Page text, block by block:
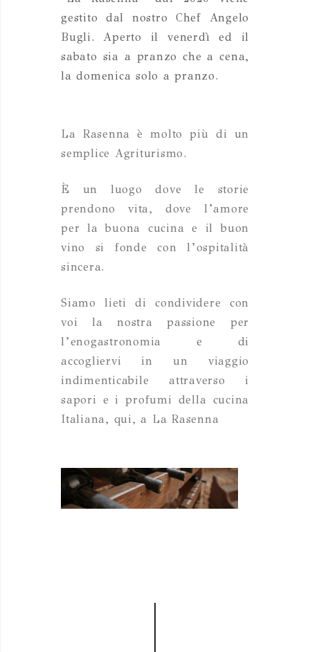
gestito dal nostro Chef Angelo
Bugli. Aperto il venerdì ed il
sabato sia a pranzo che a cena,
la domenica solo a pranzo.
La Rasenna è molto più di un
semplice Agriturismo.
È un luogo dove le storie
prendono vita, dove l’amore
per la buona cucina e il buon
vino si fonde con l’ospitalità
sincera.
Siamo lieti di condividere con
voi la nostra passione per
l’enogastronomia e di
accogliervi in un viaggio
indimenticabile attraverso i
sapori e i profumi della cucina
Italiana, qui, a La Rasenna